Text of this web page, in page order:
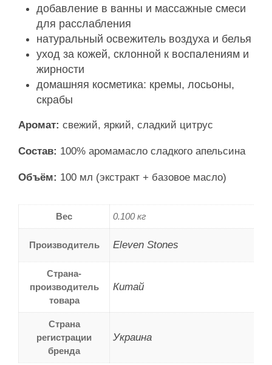
добавление в ванны и массажные смеси
для расслабления
натуральный освежитель воздуха и белья
уход за кожей, склонной к воспалениям и
жирности
домашняя косметика: кремы, лосьоны,
скрабы
Аромат: свежий, яркий, сладкий цитрус
Состав: 100% аромамасло сладкого апельсина
Объём: 100 мл (экстракт + базовое масло)
Вес 0.100 кг
Производитель Eleven Stones
Страна-
производитель
товара
Китай
Страна
регистрации
бренда
Украина